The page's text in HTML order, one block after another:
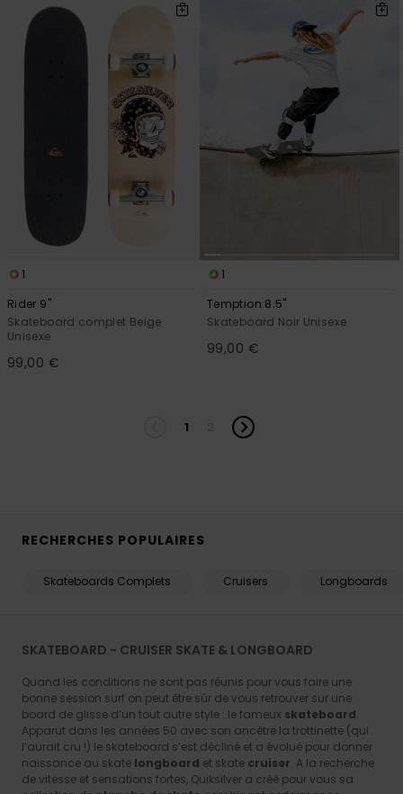
1
Rider 9"
Skateboard complet Beige
Unisexe
99,00 €
1
Temption 8.5"
Skateboard Noir Unisexe
99,00 €
1
RECHERCHES POPULAIRES
Skateboards Complets Cruisers Longboards
SKATEBOARD - CRUISER SKATE & LONGBOARD
Quand les conditions ne sont pas réunis pour vous faire une
bonne session surf on peut être sûr de vous retrouver sur une
board de glisse d’un tout autre style : le fameux skateboard.
Apparut dans les années 50 avec son ancêtre la trottinette (qui
l’aurait cru !) le skateboard s’est décliné et a évolué pour donner
naissance au skate longboard et skate cruiser. A la recherche
de vitesse et sensations fortes, Quiksilver a créé pour vous sa